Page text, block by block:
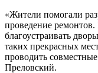
«Жители помогали
проведение
благоустраивать
таких прекрасных
проводить
Преловский.